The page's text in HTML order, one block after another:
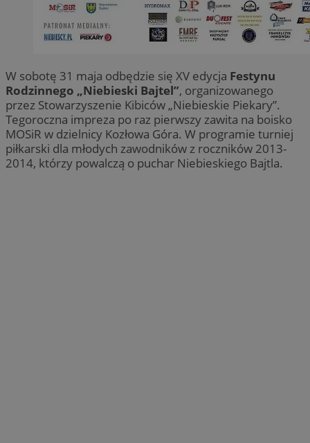
W sobotę 31 maja odbędzie się XV edycja Festynu
Rodzinnego „Niebieski Bajtel”, organizowanego
przez Stowarzyszenie Kibiców „Niebieskie Piekary”.
Tegoroczna impreza po raz pierwszy zawita na boisko
MOSiR w dzielnicy Kozłowa Góra. W programie turniej
piłkarski dla młodych zawodników z roczników 2013-
2014, którzy powalczą o puchar Niebieskiego Bajtla.